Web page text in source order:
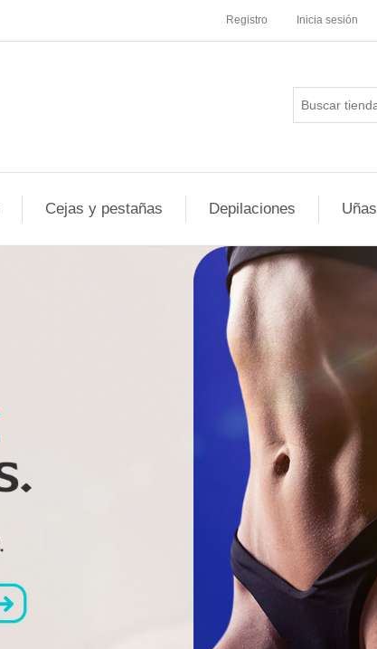
Registro Inicia sesión
Cejas y pestañas Depilaciones Uñas